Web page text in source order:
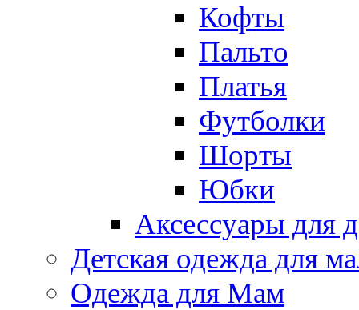
Кофты
Пальто
Платья
Футболки
Шорты
Юбки
Аксессуары для
Детская одежда для
Одежда для Мам